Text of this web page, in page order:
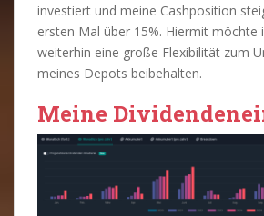
investiert und meine Cashposition
ersten Mal über 15%. Hiermit möchte
weiterhin eine große Flexibilität zum
meines Depots beibehalten.
Meine